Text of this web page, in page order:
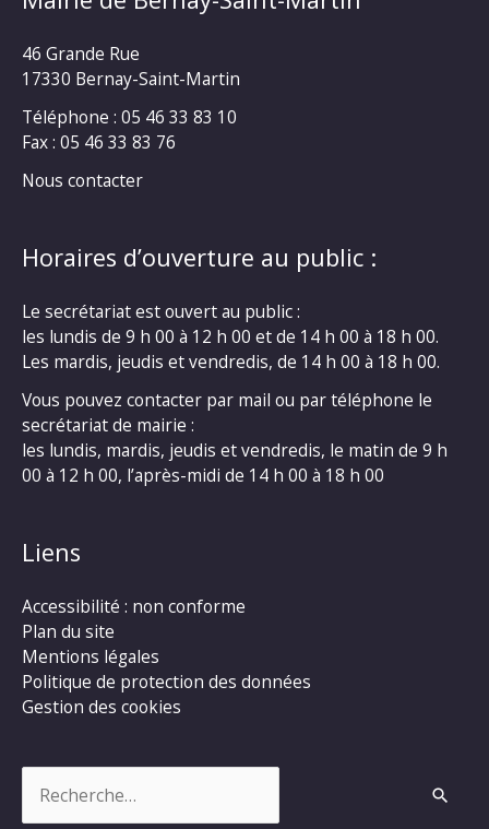
46 Grande Rue
17330 Bernay-Saint-Martin
Téléphone : 05 46 33 83 10
Fax : 05 46 33 83 76
Nous contacter
Horaires d’ouverture au public :
Le secrétariat est ouvert au public :
les lundis de 9 h 00 à 12 h 00 et de 14 h 00 à 18 h 00.
Les mardis, jeudis et vendredis, de 14 h 00 à 18 h 00.
Vous pouvez contacter par mail ou par téléphone le
secrétariat de mairie :
les lundis, mardis, jeudis et vendredis, le matin de 9 h
00 à 12 h 00, l’après-midi de 14 h 00 à 18 h 00
Liens
Accessibilité : non conforme
Plan du site
Mentions légales
Politique de protection des données
Gestion des cookies